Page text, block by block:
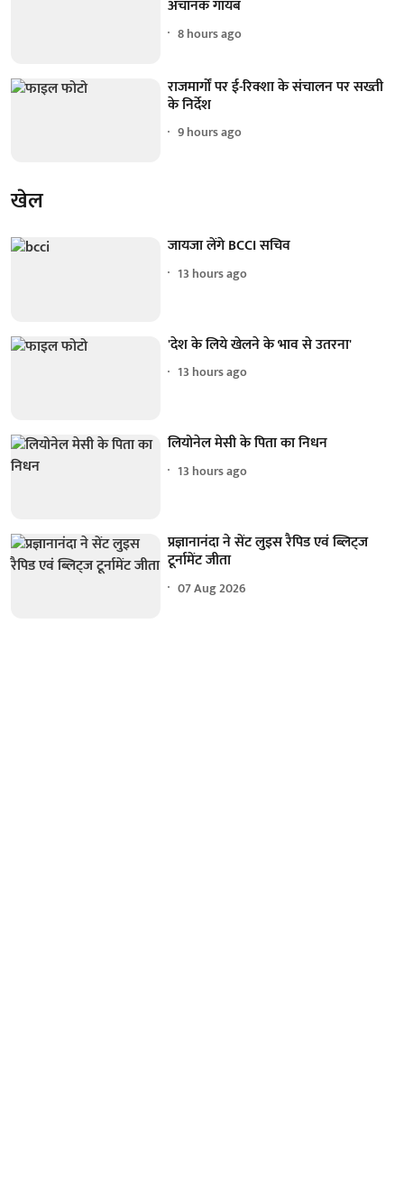
अचानक गायब
8 hours ago
राजमार्गों पर ई-रिक्शा के संचालन पर सख्ती
के निर्देश
9 hours ago
खेल
जायजा लेंगे BCCI सचिव
13 hours ago
'देश के लिये खेलने के भाव से उतरना'
13 hours ago
लियोनेल मेसी के पिता का निधन
13 hours ago
प्रज्ञानानंदा ने सेंट लुइस रैपिड एवं ब्लिट्ज
टूर्नामेंट जीता
07 Aug 2026